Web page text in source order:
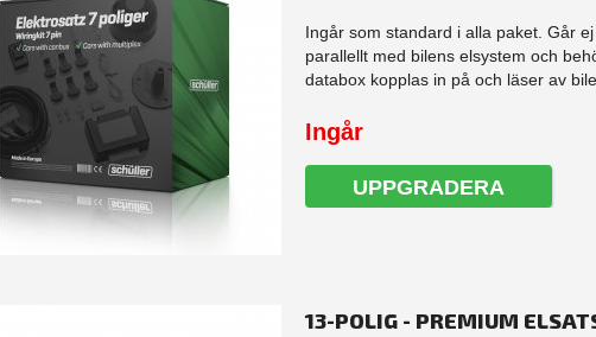
Ingår som standard i alla paket. Går
parallellt med bilens elsystem och
databox kopplas in på och läser av
Ingår
UPPGRADERA
13-POLIG - PREMIUM